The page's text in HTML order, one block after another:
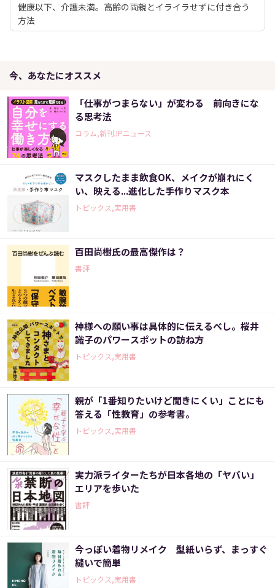
健康以下、介護未満。高齢の両親とイライラせずに付き合う
方法
今、あなたにオススメ
「仕事がつまらない」が変わる 前向きにな
る思考法
コラム,新刊JPニュース
マスクしたまま飲食OK、メイクが崩れにく
い、映える...進化した手作りマスク本
トピックス,実用書
百田尚樹氏の最高傑作は？
書評
神様への願い事は具体的に伝えるべし。桜井
識子のパワースポットの訪ね方
トピックス,実用書
親が「1番知りたいけど聞きにくい」ことにも
答える「性教育」の参考書。
トピックス,実用書
実力派ライターたちが日本各地の「ヤバい」
エリアを歩いた
書評
今っぽい着物リメイク 型紙いらず、まっすぐ
縫いで簡単
トピックス,実用書